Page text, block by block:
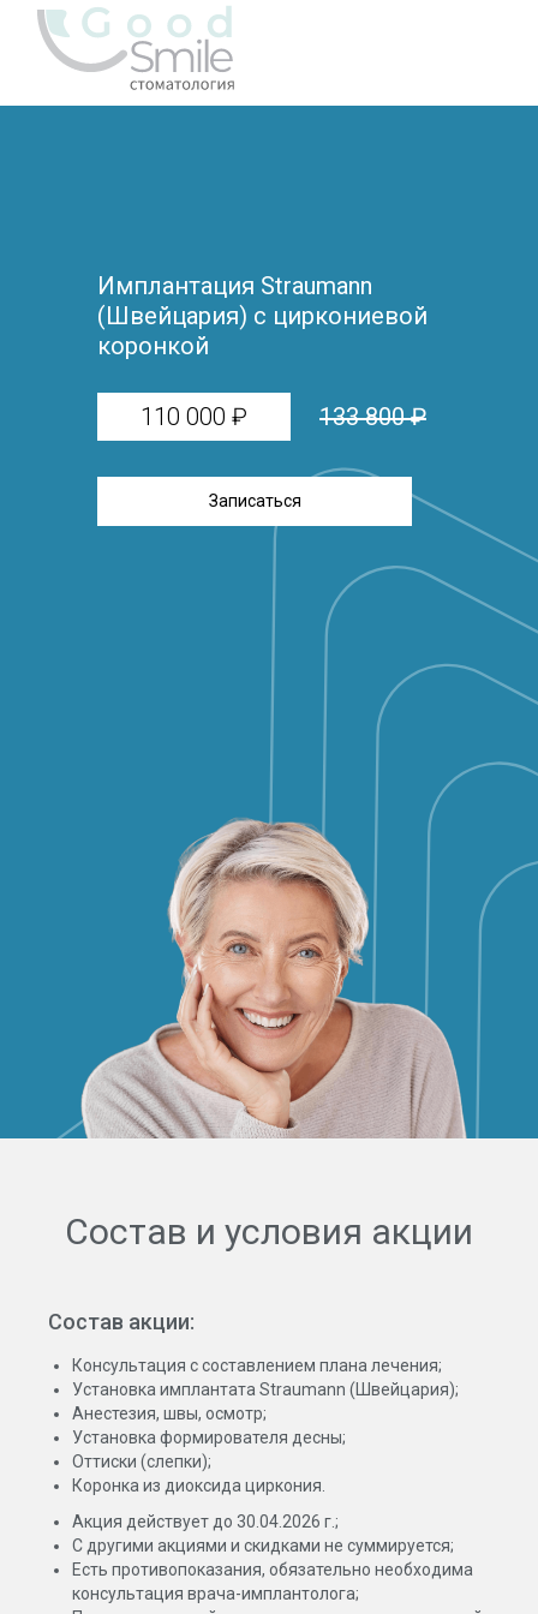
Записаться
110 000 ₽ 133 800 ₽
Имплантация Straumann
(Швейцария) с циркониевой
коронкой
Состав и условия акции
Состав акции:
Консультация с составлением плана лечения;
Установка имплантата Straumann (Швейцария);
Анестезия, швы, осмотр;
Установка формирователя десны;
Оттиски (слепки);
Коронка из диоксида циркония.
Акция действует до 30.04.2026 г.;
С другими акциями и скидками не суммируется;
Есть противопоказания, обязательно необходима
консультация врача-имплантолога;